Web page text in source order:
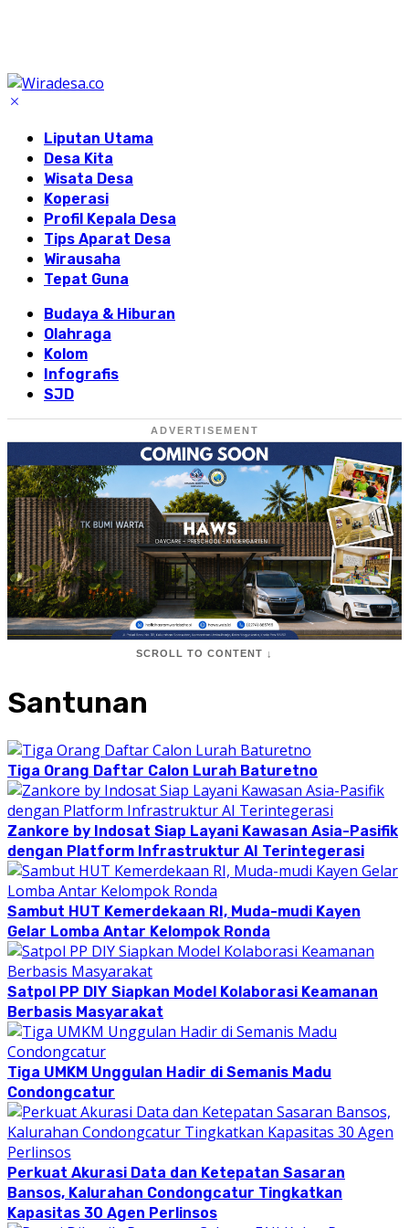
Liputan Utama
Desa Kita
Wisata Desa
Koperasi
Profil Kepala Desa
Tips Aparat Desa
Wirausaha
Tepat Guna
Budaya & Hiburan
Olahraga
Kolom
Infografis
SJD
ADVERTISEMENT
SCROLL TO CONTENT ↓
Santunan
Tiga Orang Daftar Calon Lurah Baturetno
Zankore by Indosat Siap Layani Kawasan Asia-Pasifik
dengan Platform Infrastruktur AI Terintegerasi
Sambut HUT Kemerdekaan RI, Muda-mudi Kayen
Gelar Lomba Antar Kelompok Ronda
Satpol PP DIY Siapkan Model Kolaborasi Keamanan
Berbasis Masyarakat
Tiga UMKM Unggulan Hadir di Semanis Madu
Condongcatur
Perkuat Akurasi Data dan Ketepatan Sasaran
Bansos, Kalurahan Condongcatur Tingkatkan
Kapasitas 30 Agen Perlinsos